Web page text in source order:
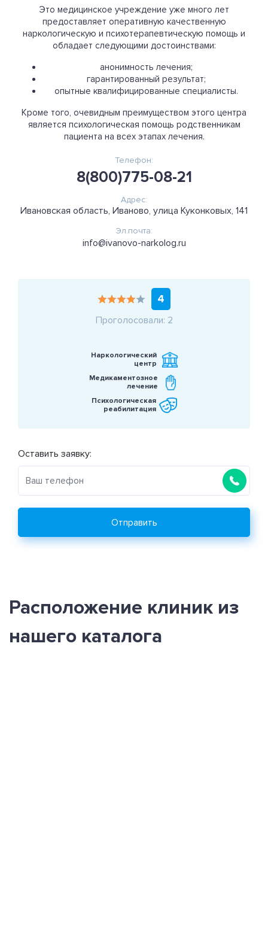
Это медицинское учреждение уже много лет
предоставляет оперативную качественную
наркологическую и психотерапевтическую помощь и
обладает следующими достоинствами:
анонимность лечения;
гарантированный результат;
опытные квалифицированные специалисты.
Кроме того, очевидным преимуществом этого центра
является психологическая помощь родственникам
пациента на всех этапах лечения.
Телефон:
8(800)775-08-21
Адрес:
Ивановская область, Иваново, улица Куконковых, 141
Эл.почта:
info@ivanovo-narkolog.ru
4
Проголосовали: 2
Наркологический
центр
Медикаментозное
лечение
Психологическая
реабилитация
Оставить заявку:
Отправить
Расположение клиник из
нашего каталога